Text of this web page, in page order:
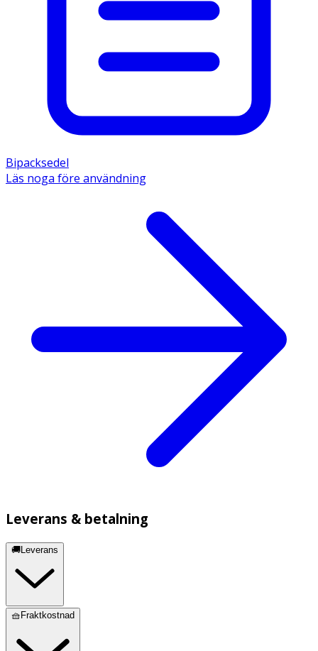
Bipacksedel
Läs noga före användning
Leverans & betalning
🚚Leverans
🧺Fraktkostnad